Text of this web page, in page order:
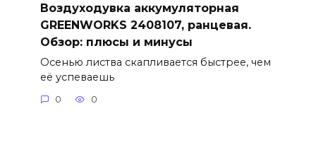
Воздуходувка аккумуляторная
GREENWORKS 2408107, ранцевая.
Обзор: плюсы и минусы
Осенью листва скапливается быстрее, чем
её успеваешь
0 0